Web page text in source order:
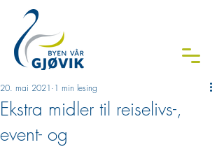
Ekstra midler til reiselivs-,
event- og
20. mai 2021 1 min lesing